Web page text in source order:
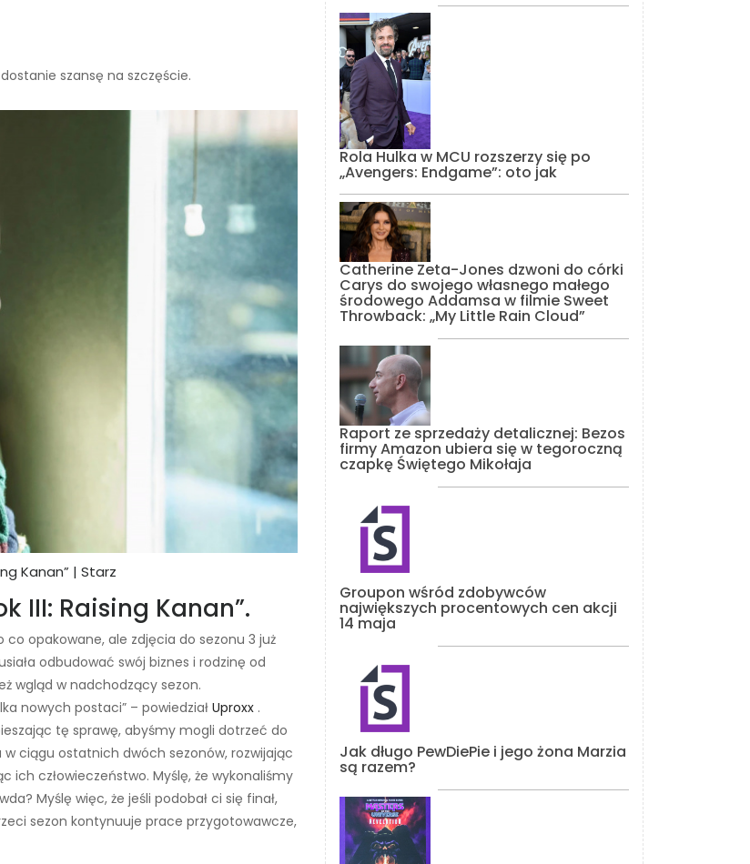
szansę na szczęście.
Kanan” | Starz
III: Raising Kanan”.
co opakowane, ale zdjęcia do sezonu 3 już
odbudować swój biznes i rodzinę od
wgląd w nadchodzący sezon.
nowych postaci” – powiedział Uproxx .
tę ​​sprawę, abyśmy mogli dotrzeć do
ciągu ostatnich dwóch sezonów, rozwijając
ich człowieczeństwo. Myślę, że wykonaliśmy
Myślę więc, że jeśli podobał ci się finał,
sezon kontynuuje prace przygotowawcze,
Rola Hulka w MCU rozszerzy się po
„Avengers: Endgame”: oto jak
Catherine Zeta-Jones dzwoni do córki
Carys do swojego własnego małego
środowego Addamsa w filmie Sweet
Throwback: „My Little Rain Cloud”
Raport ze sprzedaży detalicznej: Bezos
firmy Amazon ubiera się w tegoroczną
czapkę Świętego Mikołaja
Groupon wśród zdobywców
największych procentowych cen akcji
14 maja
Jak długo PewDiePie i jego żona Marzia
są razem?